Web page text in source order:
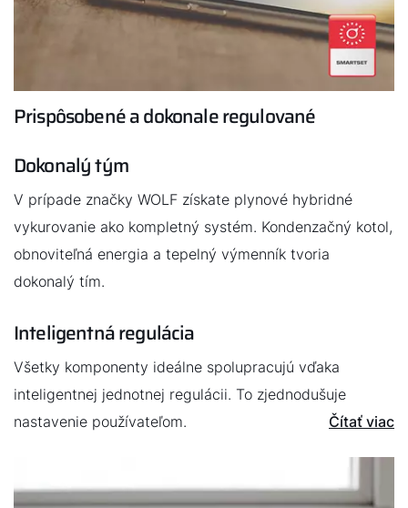
Prispôsobené a dokonale regulované
Dokonalý tým
V prípade značky WOLF získate plynové hybridné
vykurovanie ako kompletný systém. Kondenzačný kotol,
obnoviteľná energia a tepelný výmenník tvoria
dokonalý tím.
Inteligentná regulácia
Všetky komponenty ideálne spolupracujú vďaka
inteligentnej jednotnej regulácii. To zjednodušuje
nastavenie používateľom.
Čítať viac
Dobrý deň!
Kontaktný formulár
Kontakty